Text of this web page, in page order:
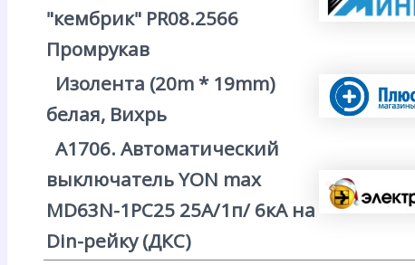
"кембрик" PR08.2566
Промрукав
Изолента (20m * 19mm)
белая, Вихрь
А1706. Автоматический
выключатель YON max
MD63N-1PC25 25А/1п/ 6кА на
Din-рейку (ДКС)